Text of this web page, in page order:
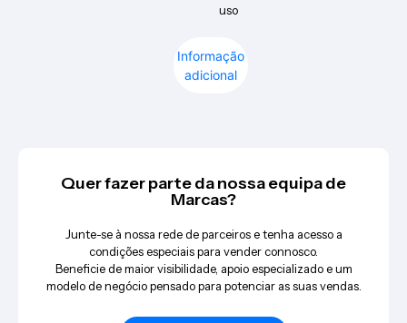
Informação
adicional
uso
Quer fazer parte da nossa equipa de
Marcas?
Junte-se à nossa rede de parceiros e tenha acesso a
condições especiais para vender connosco.
Beneficie de maior visibilidade, apoio especializado e um
modelo de negócio pensado para potenciar as suas vendas.